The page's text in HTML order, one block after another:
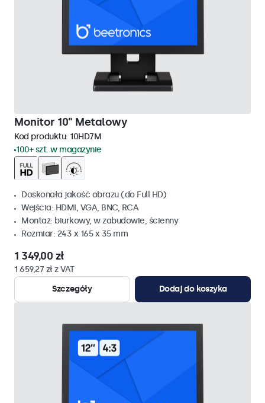
Monitor 10" Metalowy
Kod produktu: 10HD7M
100+ szt. w magazynie
Doskonała jakość obrazu (do Full HD)
Wejścia: HDMI, VGA, BNC, RCA
Montaż: biurkowy, w zabudowie, ścienny
Rozmiar: 243 x 165 x 35 mm
1 349,00 zł
1 659,27 zł z VAT
Szczegóły
Dodaj do koszyka